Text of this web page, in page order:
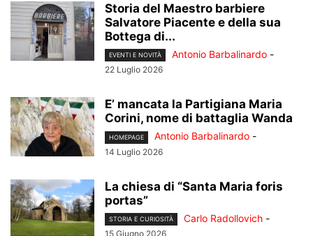
Storia del Maestro barbiere
Salvatore Piacente e della sua
Bottega di...
EVENTI E NOVITÀ Antonio Barbalinardo -
22 Luglio 2026
E’ mancata la Partigiana Maria
Corini, nome di battaglia Wanda
HOMEPAGE Antonio Barbalinardo -
14 Luglio 2026
La chiesa di “Santa Maria foris
portas”
STORIA E CURIOSITÀ Carlo Radollovich -
15 Giugno 2026